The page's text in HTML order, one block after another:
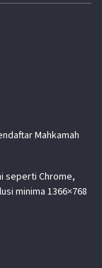
Mahkamah
seperti Chrome,
minima 1366×768